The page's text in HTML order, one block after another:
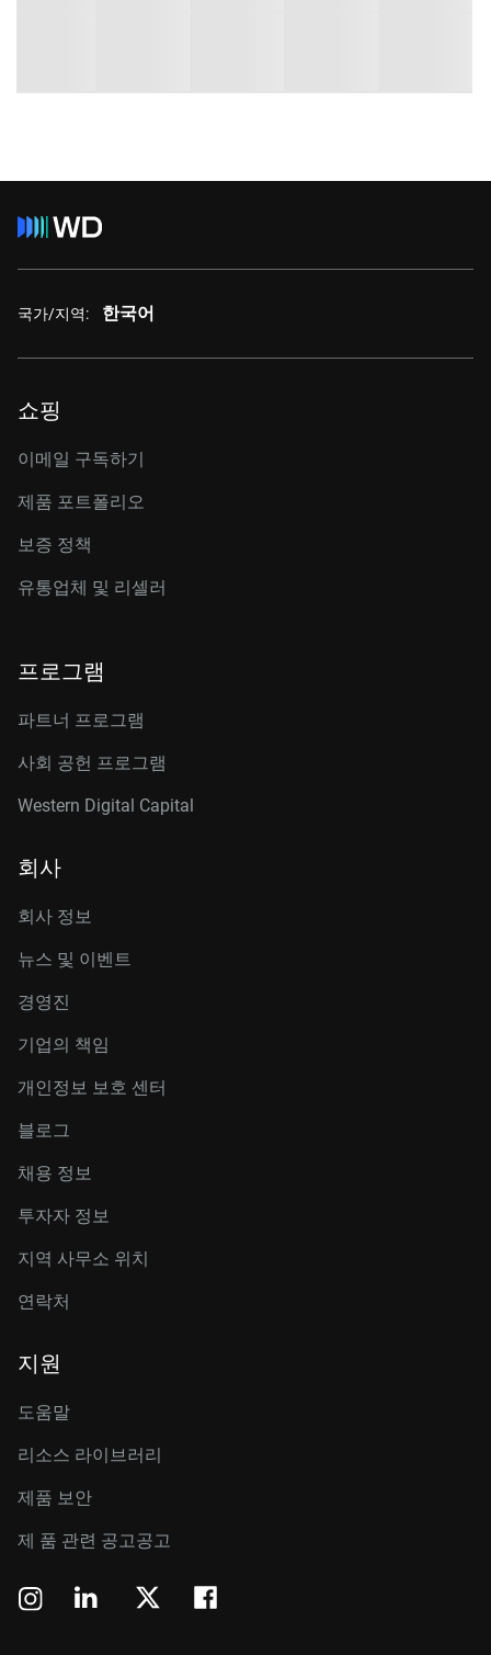
국가/지역: 한국어
쇼핑
이메일 구독하기
제품 포트폴리오
보증 정책
유통업체 및 리셀러
프로그램
파트너 프로그램
사회 공헌 프로그램
Western Digital Capital
회사
회사 정보
뉴스 및 이벤트
경영진
기업의 책임
개인정보 보호 센터
블로그
채용 정보
투자자 정보
지역 사무소 위치
연락처
지원
도움말
리소스 라이브러리
제품 보안
제 품 관련 공고공고